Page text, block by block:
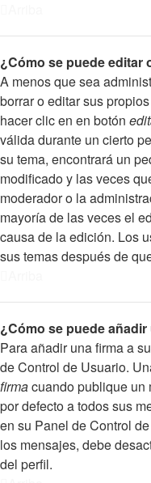
¿Cómo se puede editar
A menos que sea
borrar o editar sus
hacer clic en en botón
válida durante un cierto
su tema, encontrará un
modificado y las veces
moderador o la
mayoría de las veces el
causa de la edición. Los
sus temas después de
¿Cómo se puede
Para añadir una firma a
de Control de Usuario.
firmacuando publique un
por defecto a todos sus
en su Panel de Control
los mensajes, debe
del perfil.